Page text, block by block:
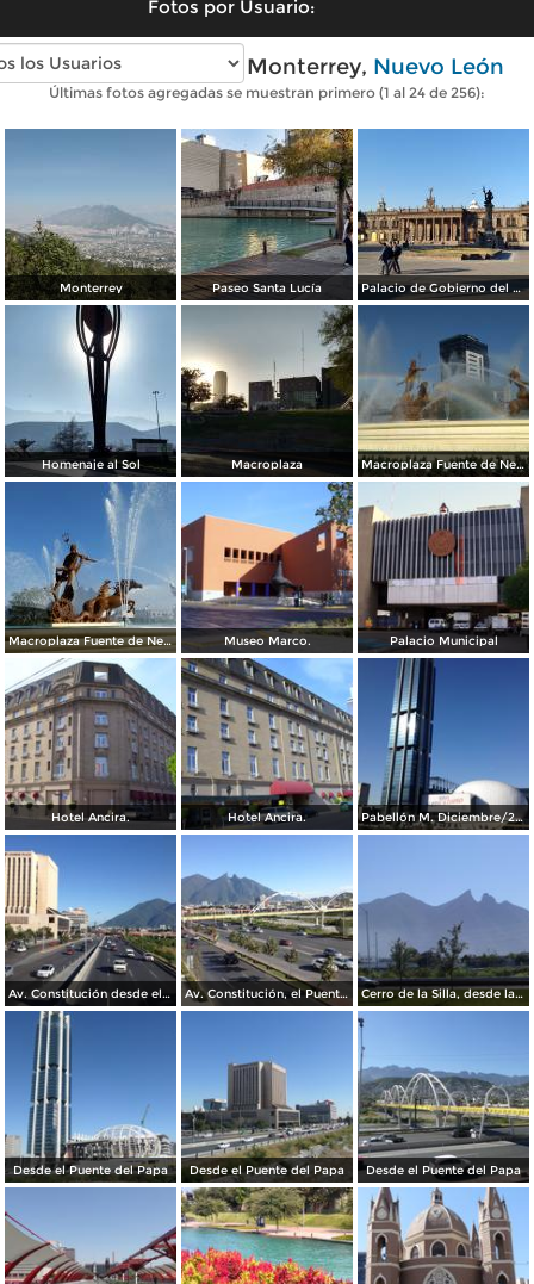
Fotos por Usuario:
Fotos modernas de Monterrey, Nuevo León
Últimas fotos agregadas se muestran primero (1 al 24 de 256):
Monterrey Paseo Santa Lucía Palacio de Gobierno del Estado
Homenaje al Sol Macroplaza Macroplaza Fuente de Neptuno
Macroplaza Fuente de Neptuno Museo Marco. Palacio Municipal
Hotel Ancira. Hotel Ancira. Pabellón M. Diciembre/2016
Av. Constitución desde el Pabellon M. Diciembre/2016 Av. Constitución, el Puente del Papa y el cerro de La Silla. Diciembre/2016 Cerro de la Silla, desde la Clínica IMSS 23 Ginecología
Desde el Puente del Papa Desde el Puente del Papa Desde el Puente del Papa